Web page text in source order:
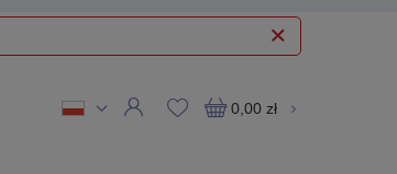
0,00 zł